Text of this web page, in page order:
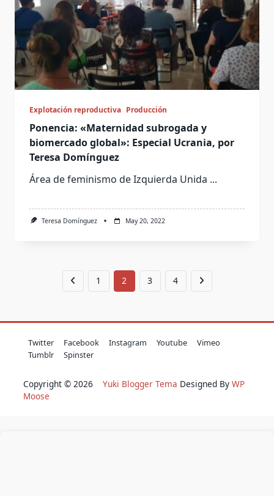
Explotación reproductiva Producción
Ponencia: «Maternidad subrogada y
biomercado global»: Especial Ucrania, por
Teresa Domínguez
Área de feminismo de Izquierda Unida ...
Teresa Domínguez May 20, 2022
1 2 3 4
Twitter Facebook Instagram Youtube
Vimeo
Tumblr
Spinster
Copyright © 2026 Yuki Blogger Tema Designed By WP
Moose